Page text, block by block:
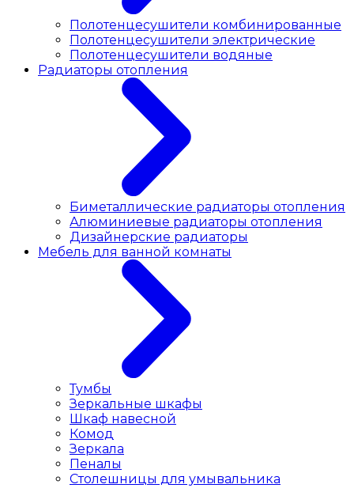
Полотенцесушители комбинированные
Полотенцесушители электрические
Полотенцесушители водяные
Радиаторы отопления
Биметаллические радиаторы отопления
Алюминиевые радиаторы отопления
Дизайнерские радиаторы
Мебель для ванной комнаты
Тумбы
Зеркальные шкафы
Шкаф навесной
Комод
Зеркала
Пеналы
Столешницы для умывальника